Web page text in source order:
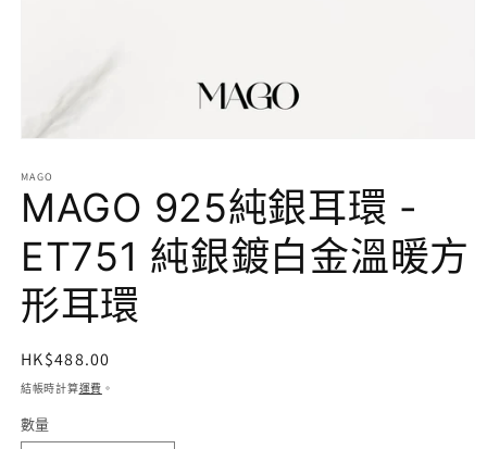
互
動
視
中
開
啟
多
體
案
1
MAGO
MAGO 925純銀耳環 -
ET751 純銀鍍白金溫暖方
形耳環
定
價
HK$488.00
結帳時計算運費 。
數量